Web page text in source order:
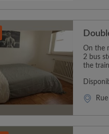
On the
2 bus
the